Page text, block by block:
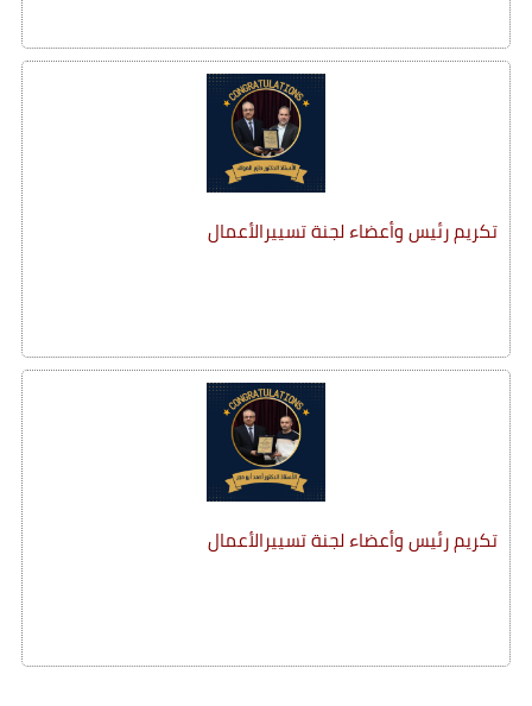
تكريم رئيس وأعضاء لجنة تسييرالأعمال
تكريم رئيس وأعضاء لجنة تسييرالأعمال